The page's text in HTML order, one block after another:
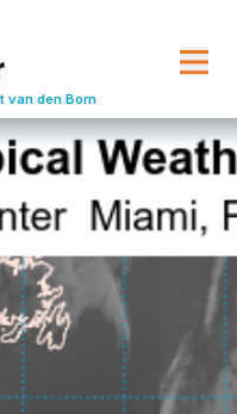
van den Born